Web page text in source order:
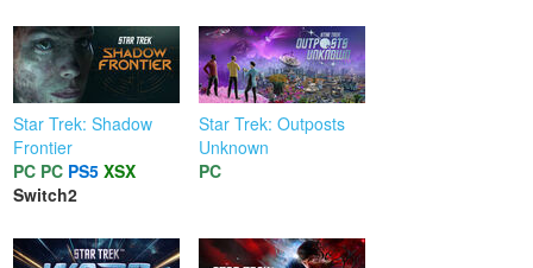
Star Trek: Shadow
Frontier
PC PC PS5 XSX
Switch2
Star Trek: Outposts
Unknown
PC